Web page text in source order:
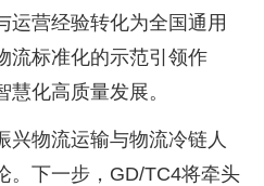
运营经验转化为全国通用
流标准化的示范引领作
化高质量发展。
兴物流运输与物流冷链人
。下一步，GD/TC4将牵头